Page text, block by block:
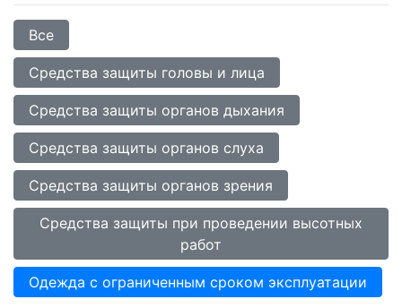
Все
Средства защиты головы и лица
Средства защиты органов дыхания
Средства защиты органов слуха
Средства защиты органов зрения
Средства защиты при проведении высотных
работ
Одежда с ограниченным сроком эксплуатации